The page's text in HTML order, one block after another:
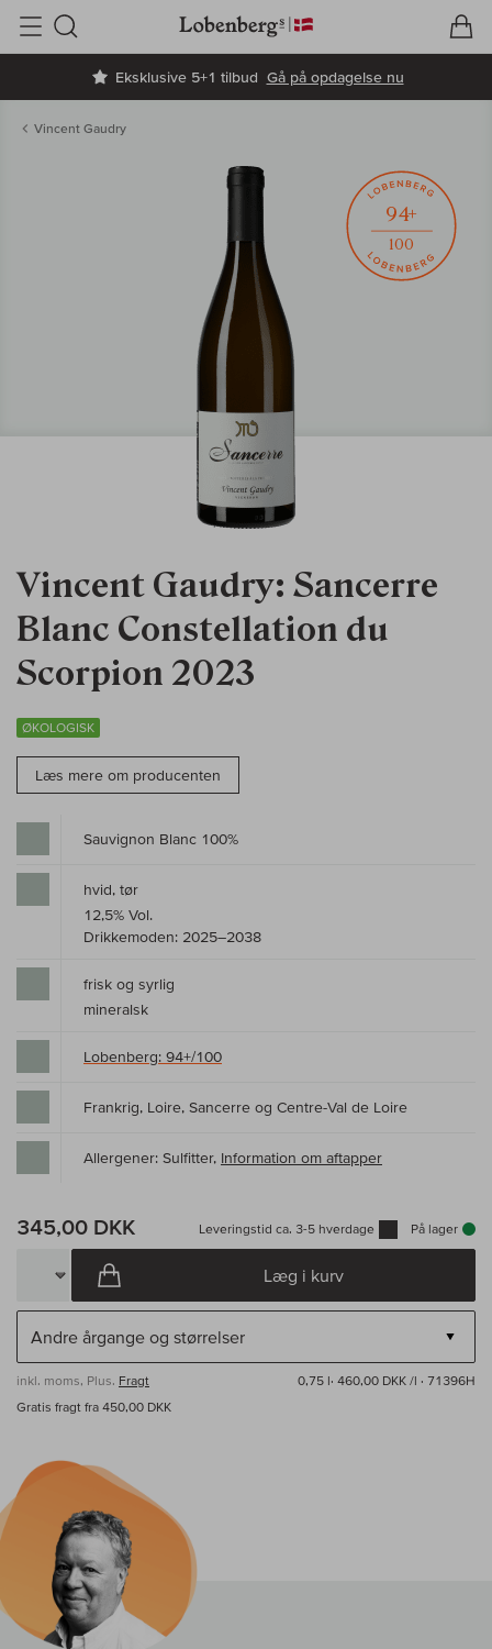
Eksklusive 5+1 tilbud Gå på opdagelse nu
Søg
Vincent Gaudry
Vincent Gaudry: Sancerre
Blanc Constellation du
Scorpion 2023
ØKOLOGISK
Læs mere om producenten
94+
100
Sauvignon Blanc 100%
hvid, tør
12,5% Vol.
Drikkemoden: 2025–2038
frisk og syrlig
mineralsk
Lobenberg: 94+/100
Frankrig, Loire, Sancerre og Centre-Val de Loire
Allergener: Sulfitter, Information om aftapper
345,00 DKK Leveringstid ca. 3-5 hverdage På lager
Læg i kurv
inkl. moms, Plus. Fragt 0,75 l· 460,00 DKK /l · 71396H
Gratis fragt fra 450,00 DKK